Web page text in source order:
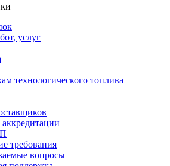
услуг
технологического топлива
требования
вопросы